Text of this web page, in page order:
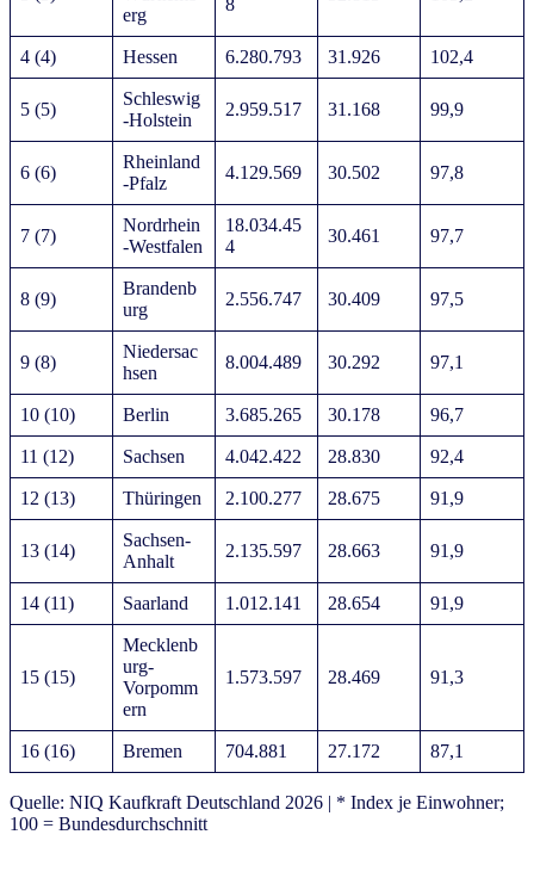
erg
8
4 (4) Hessen 6.280.793 31.926 102,4
5 (5)
Schleswig
-Holstein
2.959.517 31.168 99,9
6 (6)
Rheinland
-Pfalz
4.129.569 30.502 97,8
7 (7)
Nordrhein
-Westfalen
18.034.45
4
30.461 97,7
8 (9)
Brandenb
urg
2.556.747 30.409 97,5
9 (8)
Niedersac
hsen
8.004.489 30.292 97,1
10 (10) Berlin 3.685.265 30.178 96,7
11 (12) Sachsen 4.042.422 28.830 92,4
12 (13) Thüringen 2.100.277 28.675 91,9
13 (14)
Sachsen-
Anhalt
2.135.597 28.663 91,9
14 (11) Saarland 1.012.141 28.654 91,9
15 (15)
Mecklenb
urg-
Vorpomm
ern
1.573.597 28.469 91,3
16 (16) Bremen 704.881 27.172 87,1
Quelle: NIQ Kaufkraft Deutschland 2026 | * Index je Einwohner;
100 = Bundesdurchschnitt